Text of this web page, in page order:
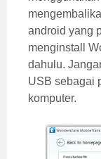
android yang
menginstall
dahulu.
USB sebagai
komputer.